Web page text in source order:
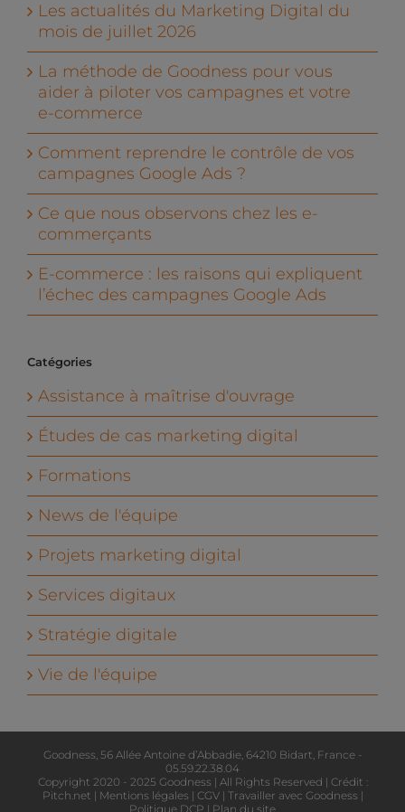
Les actualités du Marketing Digital du
mois de juillet 2026
La méthode de Goodness pour vous
aider à piloter vos campagnes et votre
e-commerce
Comment reprendre le contrôle de vos
campagnes Google Ads ?
Ce que nous observons chez les e-
commerçants
E-commerce : les raisons qui expliquent
l’échec des campagnes Google Ads
Catégories
Assistance à maîtrise d'ouvrage
Études de cas marketing digital
Formations
News de l'équipe
Projets marketing digital
Services digitaux
Stratégie digitale
Vie de l'équipe
Goodness, 56 Allée Antoine d’Abbadie, 64210 Bidart, France -
05.59.22.38.04
Copyright 2020 - 2025 Goodness | All Rights Reserved | Crédit :
Pitch.net | Mentions légales | CGV| Travailler avec Goodness |
Politique DCP | Plan du site